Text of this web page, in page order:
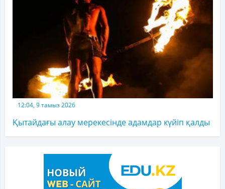
12:04, 9 тамыз 2026
Қытайдағы алау мерекесінде адамдар күйіп қалды